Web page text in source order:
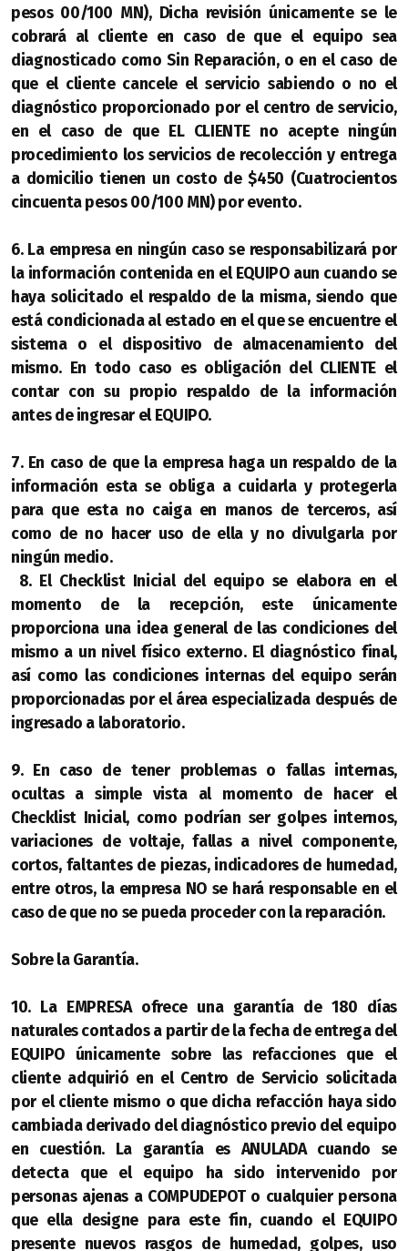
pesos 00/100 MN), Dicha revisión únicamente se le
cobrará al cliente en caso de que el equipo sea
diagnosticado como Sin Reparación, o en el caso de
que el cliente cancele el servicio sabiendo o no el
diagnóstico proporcionado por el centro de servicio,
en el caso de que EL CLIENTE no acepte ningún
procedimiento los servicios de recolección y entrega
a domicilio tienen un costo de $450 (Cuatrocientos
cincuenta pesos 00/100 MN) por evento.
6. La empresa en ningún caso se responsabilizará por
la información contenida en el EQUIPO aun cuando se
haya solicitado el respaldo de la misma, siendo que
está condicionada al estado en el que se encuentre el
sistema o el dispositivo de almacenamiento del
mismo. En todo caso es obligación del CLIENTE el
contar con su propio respaldo de la información
antes de ingresar el EQUIPO.
7. En caso de que la empresa haga un respaldo de la
información esta se obliga a cuidarla y protegerla
para que esta no caiga en manos de terceros, así
como de no hacer uso de ella y no divulgarla por
ningún medio.
8. El Checklist Inicial del equipo se elabora en el
momento de la recepción, este únicamente
proporciona una idea general de las condiciones del
mismo a un nivel físico externo. El diagnóstico final,
así como las condiciones internas del equipo serán
proporcionadas por el área especializada después de
ingresado a laboratorio.
9. En caso de tener problemas o fallas internas,
ocultas a simple vista al momento de hacer el
Checklist Inicial, como podrían ser golpes internos,
variaciones de voltaje, fallas a nivel componente,
cortos, faltantes de piezas, indicadores de humedad,
entre otros, la empresa NO se hará responsable en el
caso de que no se pueda proceder con la reparación.
Sobre la Garantía.
10. La EMPRESA ofrece una garantía de 180 días
naturales contados a partir de la fecha de entrega del
EQUIPO únicamente sobre las refacciones que el
cliente adquirió en el Centro de Servicio solicitada
por el cliente mismo o que dicha refacción haya sido
cambiada derivado del diagnóstico previo del equipo
en cuestión. La garantía es ANULADA cuando se
detecta que el equipo ha sido intervenido por
personas ajenas a COMPUDEPOT o cualquier persona
que ella designe para este fin, cuando el EQUIPO
presente nuevos rasgos de humedad, golpes, uso